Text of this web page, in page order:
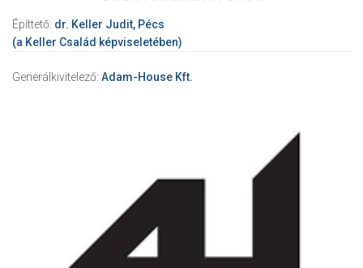
Építtető: dr. Keller Judit, Pécs
(a Keller Család képviseletében)
Generálkivitelező: Adam-House Kft.